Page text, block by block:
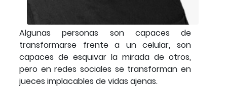
Algunas personas son capaces de
transformarse frente a un celular, son
capaces de esquivar la mirada de otros,
pero en redes sociales se transforman en
jueces implacables de vidas ajenas.